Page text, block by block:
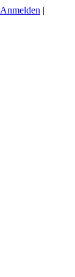
Anmelden |